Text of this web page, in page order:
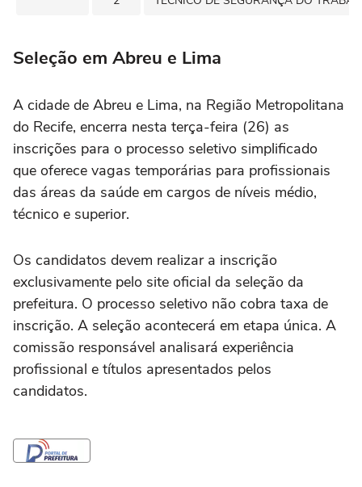
Seleção em Abreu e Lima
A cidade de Abreu e Lima, na Região Metropolitana
do Recife, encerra nesta terça-feira (26) as
inscrições para o processo seletivo simplificado
que oferece vagas temporárias para profissionais
das áreas da saúde em cargos de níveis médio,
técnico e superior.
Os candidatos devem realizar a inscrição
exclusivamente pelo site oficial da seleção da
prefeitura. O processo seletivo não cobra taxa de
inscrição. A seleção acontecerá em etapa única. A
comissão responsável analisará experiência
profissional e títulos apresentados pelos
candidatos.